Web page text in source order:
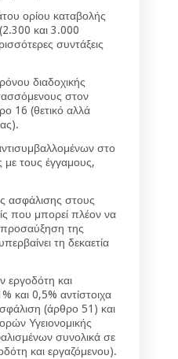
ορίου καταβολής
και 3.000
συντάξεις
διαδοχικής
στον
16 (θετικό αλλά
στο
τους έγγαμους,
ασφάλισης στους
που μπορεί πλέον να
προσαύξηση της
τη δεκαετία
εργοδότη και
και 0,5% αντίστοιχα
(άρθρο 51) και
Υγειονομικής
συνολικά σε
και εργαζόμενου).